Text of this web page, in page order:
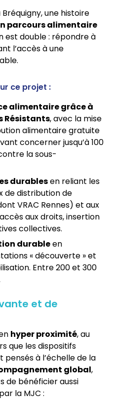
une histoire
parcours alimentaire
est double : répondre à
l’accès à une
ce projet :
alimentaire grâce à
Résistants, avec la mise
alimentaire gratuite
concerner jusqu’à 100
la sous-
durablesen reliant les
de distribution de
VRAC Rennes) et aux
aux droits, insertion
collectives.
durableen
« découverte » et
Entre 200 et 300
et de
hyper proximité, au
que les dispositifs
à l’échelle de la
global,
de bénéficier aussi
la MJC :